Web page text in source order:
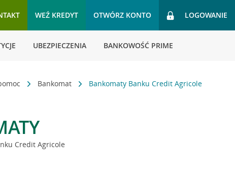
WEŹ KREDYT OTWÓRZ KONTO LOGOWANIE
UBEZPIECZENIA BANKOWOŚĆ PRIME
Bankomat Bankomaty Banku Credit Agricole
Credit Agricole